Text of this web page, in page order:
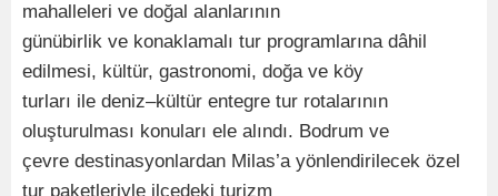
mahalleleri ve doğal alanlarının
günübirlik ve konaklamalı tur programlarına dâhil
edilmesi, kültür, gastronomi, doğa ve köy
turları ile deniz–kültür entegre tur rotalarının
oluşturulması konuları ele alındı. Bodrum ve
çevre destinasyonlardan Milas’a yönlendirilecek özel
tur paketleriyle ilçedeki turizm